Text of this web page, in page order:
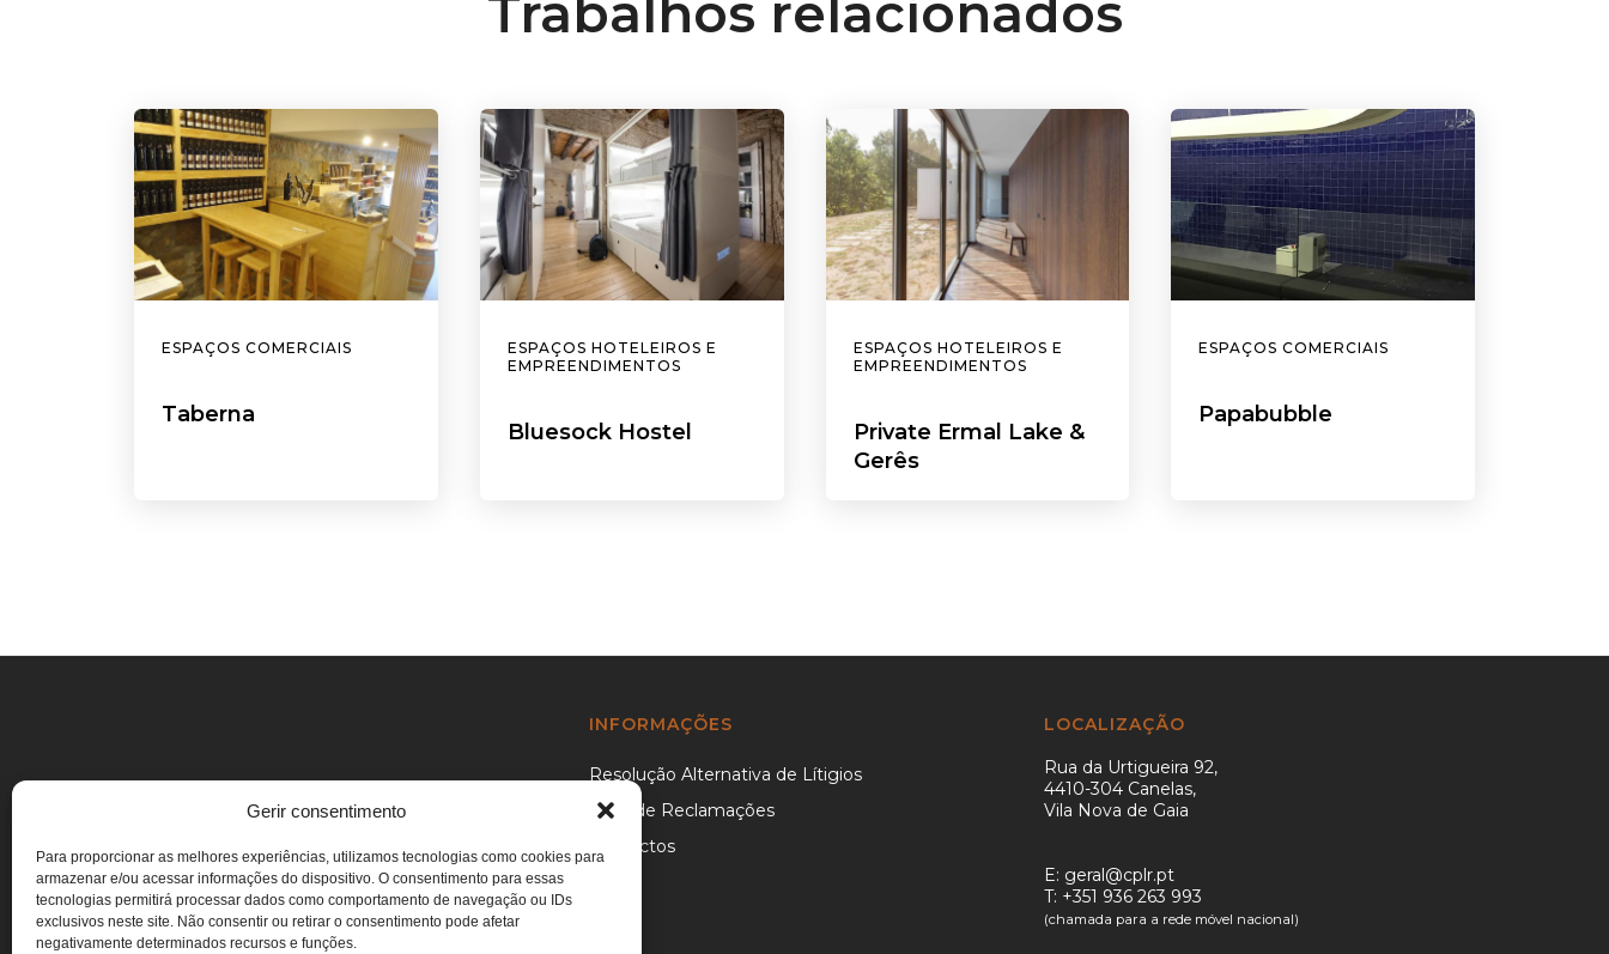
Gerir consentimento
Para proporcionar as melhores experiências, utilizamos tecnologias como cookies para
armazenar e/ou acessar informações do dispositivo. O consentimento para essas
tecnologias permitirá processar dados como comportamento de navegação ou IDs
exclusivos neste site. Não consentir ou retirar o consentimento pode afetar
negativamente determinados recursos e funções.
Trabalhos relacionados
ESPAÇOS COMERCIAIS
Taberna
ESPAÇOS HOTELEIROS E
EMPREENDIMENTOS
Bluesock Hostel
ESPAÇOS HOTELEIROS E
EMPREENDIMENTOS
Private Ermal Lake &
Gerês
ESPAÇOS COMERCIAIS
Papabubble
REABILITAÇÃO LDA.
INFORMAÇÕES
Resolução Alternativa de Lítigios
Livro de Reclamações
Contactos
LOCALIZAÇÃO
Rua da Urtigueira 92,
4410-304 Canelas,
Vila Nova de Gaia
E: geral@cplr.pt
T: +351 936 263 993
(chamada para a rede móvel nacional)